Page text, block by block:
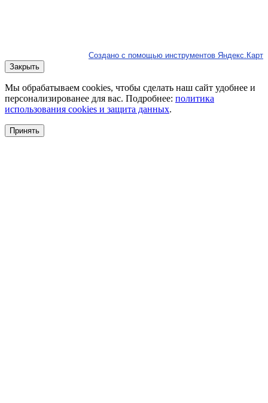
Создано с помощью инструментов Яндекс.Карт
Закрыть
Мы обрабатываем cookies, чтобы сделать наш сайт удобнее и
персонализированее для вас. Подробнее: политика
использования cookies и защита данных.
Принять